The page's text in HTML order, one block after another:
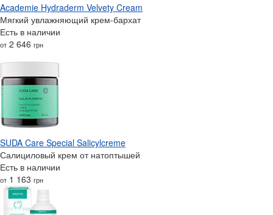
Academie Hydraderm Velvety Cream
Мягкий увлажняющий крем-бархат
Есть в наличии
от 2 646 грн
SUDA Care Special Salicylcreme
Салициловый крем от натоптышей
Есть в наличии
от 1 163 грн